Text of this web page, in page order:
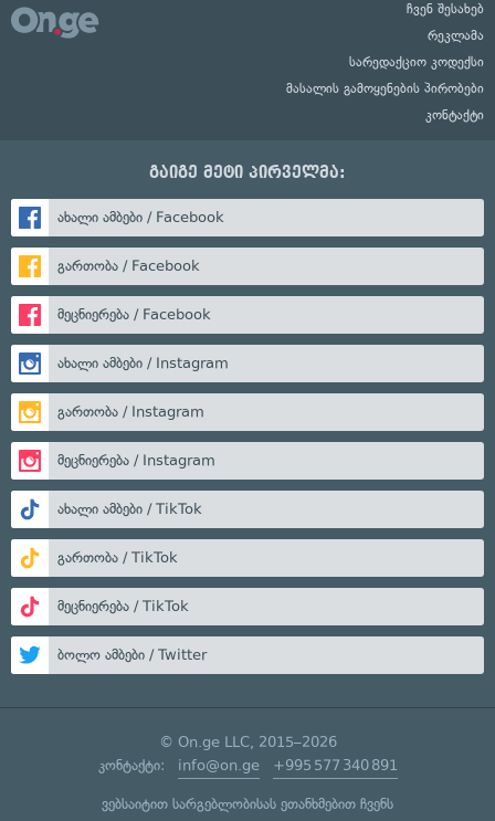
ჩვენ შესახებ
რეკლამა
სარედაქციო კოდექსი
მასალის გამოყენების პირობები
კონტაქტი
გაიგე მეტი პირველმა:
ახალი ამბები / Facebook
გართობა / Facebook
მეცნიერება / Facebook
ახალი ამბები / Instagram
გართობა / Instagram
მეცნიერება / Instagram
ახალი ამბები / TikTok
გართობა / TikTok
მეცნიერება / TikTok
ბოლო ამბები / Twitter
© On.ge LLC, 2015–2026
კონტაქტი: info@on.ge +995 577 340 891
ვებსაიტით სარგებლობისას ეთანხმებით ჩვენს